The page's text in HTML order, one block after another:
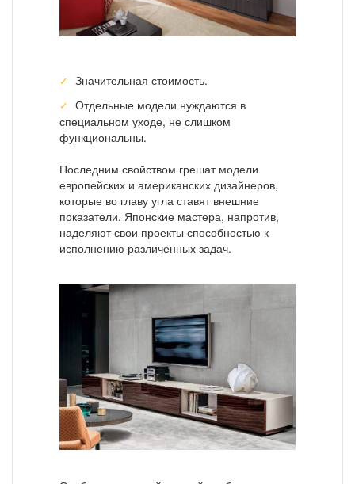
Значительная стоимость.
Отдельные модели нуждаются в
специальном уходе, не слишком
функциональны.
Последним свойством грешат модели
европейских и американских дизайнеров,
которые во главу угла ставят внешние
показатели. Японские мастера, напротив,
наделяют свои проекты способностью к
исполнению различенных задач.